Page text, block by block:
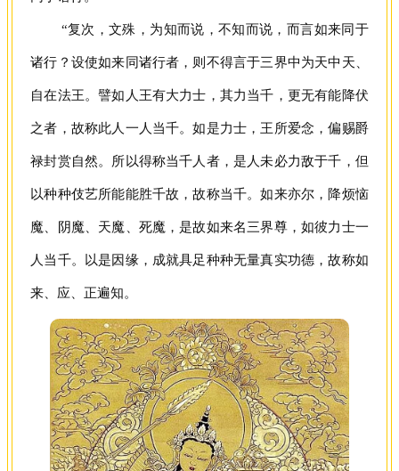
“复次，文殊，为知而说，不知而说，而言如来同于
诸行？设使如来同诸行者，则不得言于三界中为天中天、
自在法王。譬如人王有大力士，其力当千，更无有能降伏
之者，故称此人一人当千。如是力士，王所爱念，偏赐爵
禄封赏自然。所以得称当千人者，是人未必力敌于千，但
以种种伎艺所能能胜千故，故称当千。如来亦尔，降烦恼
魔、阴魔、天魔、死魔，是故如来名三界尊，如彼力士一
人当千。以是因缘，成就具足种种无量真实功德，故称如
来、应、正遍知。